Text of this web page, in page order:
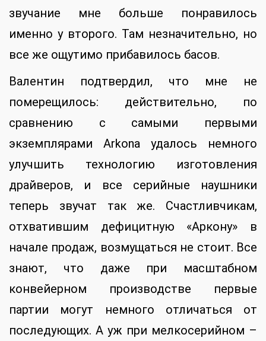
звучание мне больше понравилось
именно у второго. Там незначительно, но
все же ощутимо прибавилось басов.
Валентин подтвердил, что мне не
померещилось: действительно, по
сравнению с самыми первыми
экземплярами Arkona удалось немного
улучшить технологию изготовления
драйверов, и все серийные наушники
теперь звучат так же. Счастливчикам,
отхватившим дефицитную «Аркону» в
начале продаж, возмущаться не стоит. Все
знают, что даже при масштабном
конвейерном производстве первые
партии могут немного отличаться от
последующих. А уж при мелкосерийном –